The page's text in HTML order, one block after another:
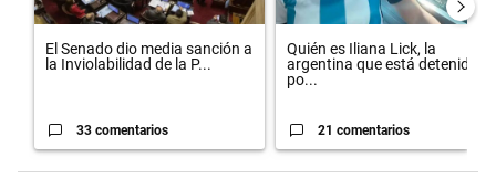
El Senado dio media sanción a
la Inviolabilidad de la P...
33 comentarios
Quién es Iliana Lick, la
argentina que está detenida
po...
21 comentarios